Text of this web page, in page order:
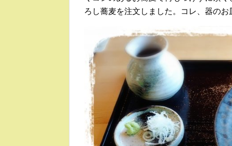
ろし蕎麦を注文しました。コレ、器のお